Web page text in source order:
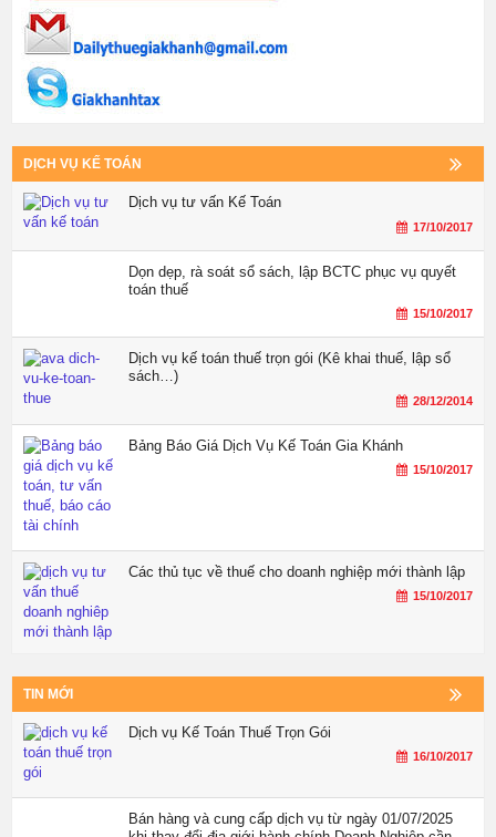
DỊCH VỤ KẾ TOÁN
Dịch vụ tư vấn Kế Toán
17/10/2017
Dọn dẹp, rà soát sổ sách, lập BCTC phục vụ quyết
toán thuế
15/10/2017
Dịch vụ kế toán thuế trọn gói (Kê khai thuế, lập sổ
sách…)
28/12/2014
Bảng Báo Giá Dịch Vụ Kế Toán Gia Khánh
15/10/2017
Các thủ tục về thuế cho doanh nghiệp mới thành lập
15/10/2017
TIN MỚI
Dịch vụ Kế Toán Thuế Trọn Gói
16/10/2017
Bán hàng và cung cấp dịch vụ từ ngày 01/07/2025